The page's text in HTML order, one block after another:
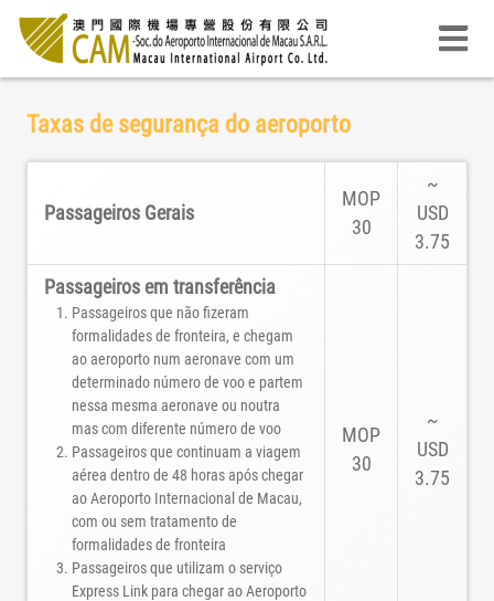
Taxas de segurança do aeroporto
Passageiros Gerais
MOP
30
~
USD
3.75
Passageiros em transferência
Passageiros que não fizeram
formalidades de fronteira, e chegam
ao aeroporto num aeronave com um
determinado número de voo e partem
nessa mesma aeronave ou noutra
mas com diferente número de voo
Passageiros que continuam a viagem
aérea dentro de 48 horas após chegar
ao Aeroporto Internacional de Macau,
com ou sem tratamento de
formalidades de fronteira
Passageiros que utilizam o serviço
Express Link para chegar ao Aeroporto
MOP
30
~
USD
3.75